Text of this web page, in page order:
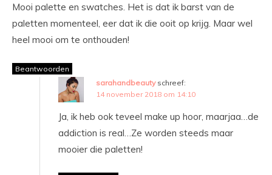
Mooi palette en swatches. Het is dat ik barst van de
paletten momenteel, eer dat ik die ooit op krijg. Maar wel
heel mooi om te onthouden!
Beantwoorden
sarahandbeauty schreef:
14 november 2018 om 14:10
Ja, ik heb ook teveel make up hoor, maarjaa…de
addiction is real…Ze worden steeds maar
mooier die paletten!